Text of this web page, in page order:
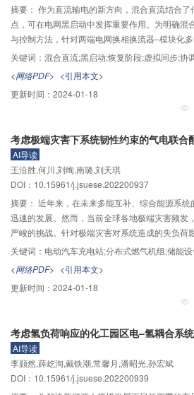
对比。实验结果表明：在单相非金属接地故障时
比，本文策略能将环流的2倍频分量抑制到
0.03%，表明所提策略的优越性；同时在两相非
将环流的2倍频分量抑制到0.003 9 kA，谐波畸变
摘要： 作为直流输电的新方向，混合直流结合
点，可在电网黑启动中发挥重要作用。为明确混
与控制方法，针对两端电网换相换流器–模块化
commutated converter–modular multilevel
输电系统，提出了受端电网大停电情况下基于
网协调恢复策略。根据黑启动不同恢复阶段特征
端系统全黑情况下混合直流的启动方法，包括送
器的启动及控制方法。然后，针对黑启动初期
了相应的控制策略及不同控制方式间的平滑切换
PSCAD/EMDTC软件中进行了仿真验证，结果表
电阻启动能有效满足最小启动电流限制；MMC经
控制可实现无源端交流电压的建立，并维持系统
非黑启动电源机组和负荷并网后，交流系统强度
略能够有效实现各阶段平滑过渡，且在弱交流系
证弱交流系统阶段的系统稳定性，3阶段控制策
著的优势，从而验证了所提黑启动方法和协调恢
关键词： 混合直流;黑启动;恢复阶段;虚拟同步;协
<网络PDF> <引用本文>
更新时间： 2024-01-18
考虑极端灾害下系统韧性约束的气电联合
AI导读
王沿胜,何川,刘绚,南璐,刘天琪
DOI：10.15961/j.jsuese.202200937
摘要： 近年来，在未来多能互补、综合能源系
迅速的发展。然而，当前全球各地极端灾害频发
严峻的挑战。针对极端灾害对系统造成的失负荷
安全性，提出了一种考虑极端灾害下系统韧性约
展规划模型。首先，以规划成本与运行成本最
充电站、分布式燃气机组和储能设备的气电联合
虑极端灾害的作用，建立考虑韧性约束的气电联
型，该模型包括基础场景与极端灾害最坏场景
性约束保证系统的安全性，所提模型通过主问题–
仿真发现：通过增加电动汽车充电站、分布式燃
建，系统的经济性得到明显提升；而在面对极端
气机组的发电和电动汽车、储能设备的放电，系
关键词： 电动汽车充电站;分布式燃气机组;储能设
<网络PDF> <引用本文>
更新时间： 2024-01-18
考虑氢负荷响应的化工园区电–氢耦合系
AI导读
李颢然,薛屹洵,戴铁潮,常馨月,潘昭光,孙宏斌
DOI：10.15961/j.jsuese.202200939